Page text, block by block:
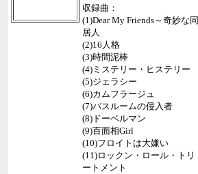
収録曲：
(1)Dear My Friends～奇妙な同
居人
(2)16人格
(3)時間泥棒
(4)ミステリー・ヒステリー
(5)ジェラシー
(6)カムフラージュ
(7)バスルームの侵入者
(8)ドーベルマン
(9)百面相Girl
(10)フロイトは大嫌い
(11)ロックン・ロール・トリ
ートメント